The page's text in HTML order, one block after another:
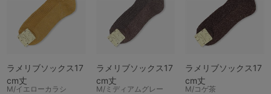
ラメリブソックス17
cm丈
M/イエローカラシ
ラメリブソックス17
cm丈
M/ミディアムグレー
ラメリブソックス17
cm丈
M/コゲ茶